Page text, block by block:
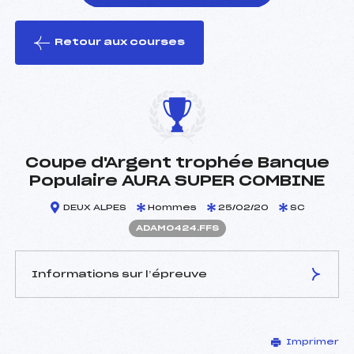
le ski
Retour aux courses
Coupe d'Argent trophée Banque
Populaire AURA SUPER COMBINE
DEUX ALPES Hommes 25/02/20 SC
ADAM0424.FFS
Informations sur l’épreuve
JOURDAN FRANCOIS (DA)
Imprimer